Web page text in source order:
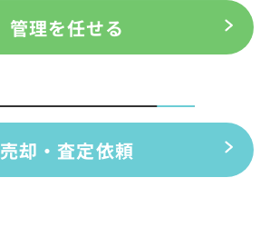
管理を任せる
売却・査定依頼